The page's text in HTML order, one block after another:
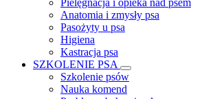
Pielęgnacja i opieka nad psem
Anatomia i zmysły psa
Pasożyty u psa
Higiena
Kastracja psa
SZKOLENIE PSA
Szkolenie psów
Nauka komend